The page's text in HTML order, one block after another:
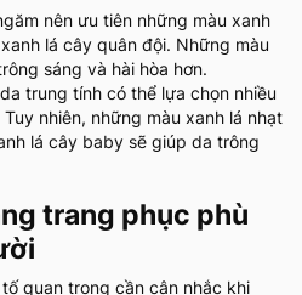
nên ưu tiên những màu xanh
lá cây quân đội. Những màu
sáng và hài hòa hơn.
trung tính có thể lựa chọn nhiều
nhiên, những màu xanh lá nhạt
lá cây baby sẽ giúp da trông
trang phục phù
quan trọng cần cân nhắc khi